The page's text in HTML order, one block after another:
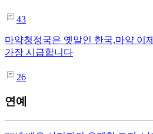
43
마약청정국은 옛말인 한국,마약 이
가장 시급합니다
26
연예